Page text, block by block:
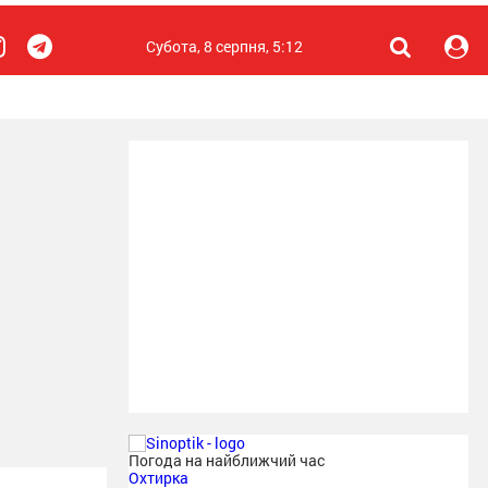
Субота, 8 серпня, 5:12
Погода на найближчий час
Охтирка